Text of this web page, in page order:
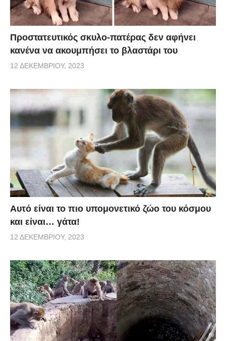
Προστατευτικός σκυλο-πατέρας δεν αφήνει
κανένα να ακουμπήσει το βλαστάρι του
12 ΔΕΚΕΜΒΡΊΟΥ, 2023
Αυτό είναι το πιο υπομονετικό ζώο του κόσμου
και είναι… γάτα!
12 ΔΕΚΕΜΒΡΊΟΥ, 2023